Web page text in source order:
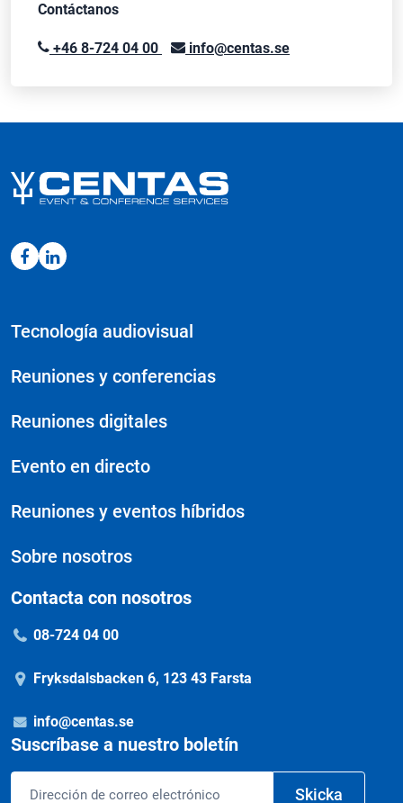
Contáctanos
+46 8-724 04 00 info@centas.se
Tecnología audiovisual
Reuniones y conferencias
Reuniones digitales
Evento en directo
Reuniones y eventos híbridos
Sobre nosotros
Contacta con nosotros
08-724 04 00
Fryksdalsbacken 6, 123 43 Farsta
info@centas.se
Suscríbase a nuestro boletín
Skicka